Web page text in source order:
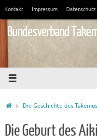
springen
Kontakt Impressum Datenschutz
Bundesverband
StartDie Geschichte des
Die Geburt des